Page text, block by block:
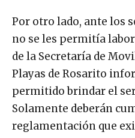
Por otro lado, ante los
no se les permitía
de la Secretaría de
Playas de Rosarito
permitido brindar el
Solamente deberán
reglamentación que